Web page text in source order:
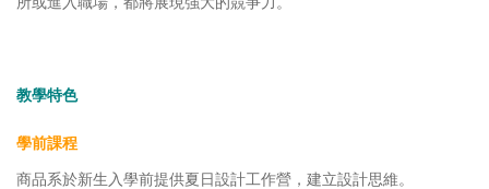
所或進入職場，都將展現強大的競爭力。
教學特色
學前課程
商品系於新生入學前提供夏日設計工作營，建立設計思維。